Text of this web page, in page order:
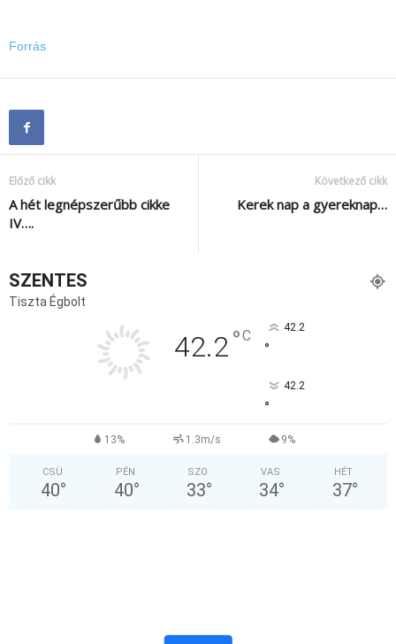
Forrás
Előző cikk
A hét legnépszerűbb cikke
IV….
Következő cikk
Kerek nap a gyereknap…
SZENTES
Tiszta Égbolt
42.2°C 42.2
°
42.2
°
13% 1.3m/s 9%
CSÜ
40°
PÉN
40°
SZO
33°
VAS
34°
HÉT
37°